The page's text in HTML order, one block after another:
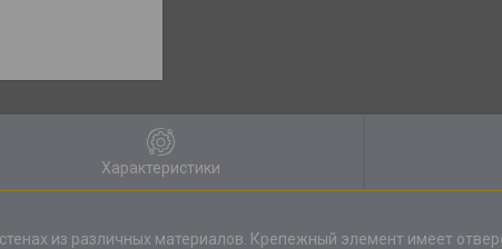
Характеристики
из различных материалов. Крепежный элемент имеет